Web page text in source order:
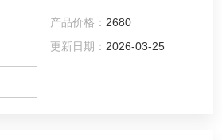
热式加热器，具有加热面积大，升温
安全节能等优点。
产品价格： 2680
更新日期： 2026-03-25